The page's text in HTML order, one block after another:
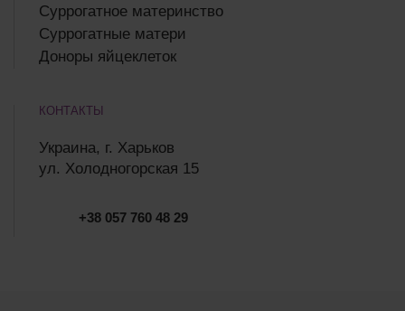
Суррогатное материнство
Суррогатные матери
Доноры яйцеклеток
КОНТАКТЫ
Украина, г. Харьков
ул. Холодногорская 15
+38 057 760 48 29